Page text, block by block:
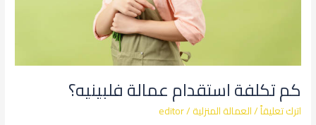
كم تكلفة استقدام عمالة فلبينيه؟
اترك تعليقاً/العمالة المنزلية/
editor